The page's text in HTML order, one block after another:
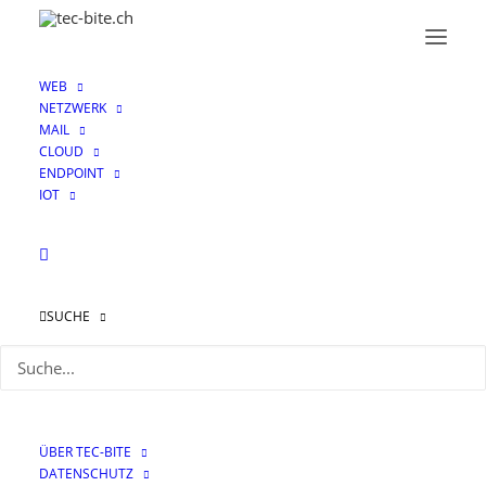
WEB
NETZWERK
MAIL
CLOUD
ENDPOINT
IOT
SUCHE
ÜBER TEC-BITE
DATENSCHUTZ